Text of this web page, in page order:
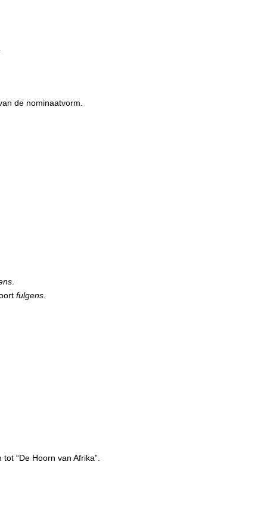
de nominaatvorm.
fulgens
“De Hoorn van Afrika”.